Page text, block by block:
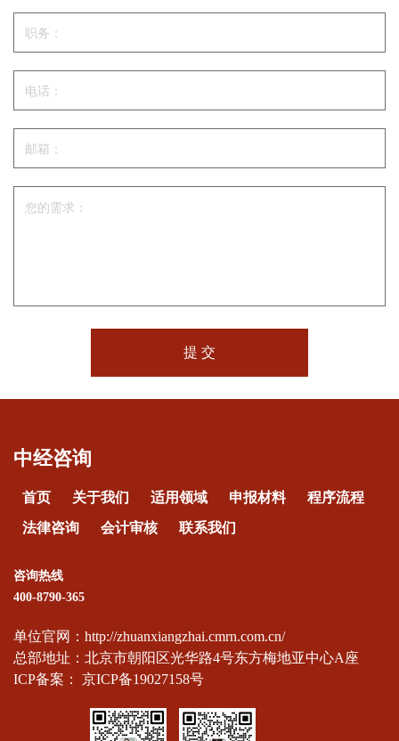
提 交
中经咨询
首页 关于我们 适用领域 申报材料
程序流程
法律咨询
会计审核 联系我们
咨询热线
400-8790-365
单位官网：http://zhuanxiangzhai.cmrn.com.cn/
总部地址：北京市朝阳区光华路4号东方梅地亚中心A座
ICP备案：
京ICP备19027158号